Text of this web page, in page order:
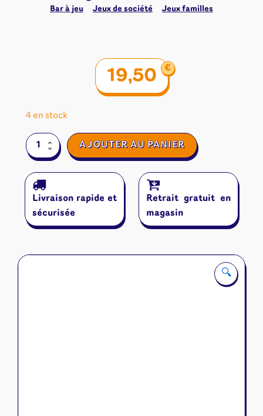
🔍
Bar à jeu Jeux de société Jeux familles
19,50 €
4 en stock
quantité
de
&
Gold
Pyramides
AJOUTER AU PANIER
Livraison rapide et
sécurisée
Retrait gratuit en
magasin